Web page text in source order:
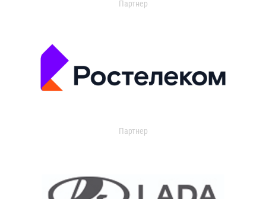
Партнер
Партнер